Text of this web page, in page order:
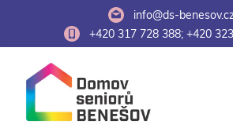
info@ds-
+420 317 728 388; +420